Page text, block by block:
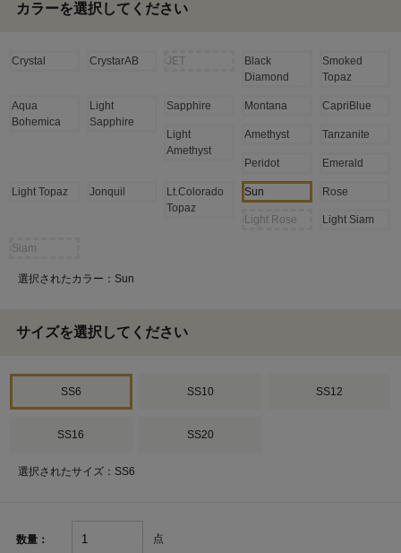
カラーを選択してください
Crystal CrystarAB JET
Black
Diamond
Smoked
Topaz
Aqua
Bohemica
Light
Sapphire
Sapphire Montana CapriBlue
Light
Amethyst
Amethyst Tanzanite
Peridot Emerald
Light Topaz Jonquil
Lt.Colorado
Topaz
Sun Rose
Light Rose Light Siam
Siam
選択されたカラー：Sun
サイズを選択してください
SS6 SS10 SS12
SS16 SS20
選択されたサイズ：SS6
数量： 点